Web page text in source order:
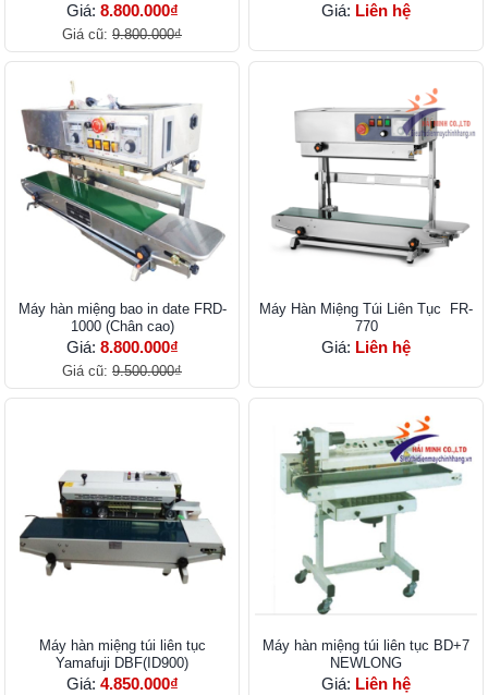
Giá: 8.800.000₫
Giá cũ: 9.800.000₫
Giá: Liên hệ
Máy hàn miệng bao in date FRD-
1000 (Chân cao)
Giá: 8.800.000₫
Giá cũ: 9.500.000₫
Máy Hàn Miệng Túi Liên Tục FR-
770
Giá: Liên hệ
Máy hàn miệng túi liên tục
Yamafuji DBF(ID900)
Giá: 4.850.000₫
Máy hàn miệng túi liên tục BD+7
NEWLONG
Giá: Liên hệ